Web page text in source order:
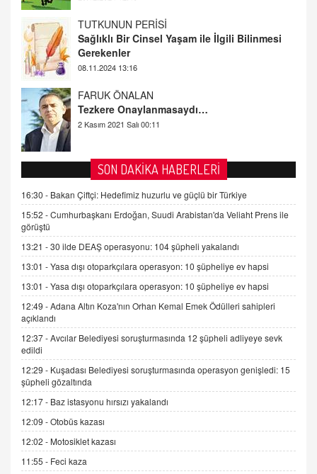
Gerekenler
08.11.2024 13:16
FARUK ÖNALAN
2 Kasım 2021 Salı 00:11
gelişimi
15.09.2025 16:17
SEHER EREK
Kış Ayları Geldi, Hangi Önlemler Alınmalı?
9.12.2025 10:11
İNCİ GÜL AKÖL
Trump Keşke Adana'yı da Ziyaret Etse...
06.07.2026 13:00
ADEM AKÖL
Esed Destekçilerinin Yüzüne Vurulan Şamar:
Sednaya
11.12.2024 12:30
DR. EKREM ASLAN
Gerçek Ne, Algı Ne? "Beraber Yürüyoruz"
Cümlesinin Peşinden
19.07.2025 12:45
SON DAKİKA HABERLERİ
16:30 - Bakan Çiftçi: Hedefimiz huzurlu ve güçlü bir Türkiye
15:52 -Cumhurbaşkanı Erdoğan, Suudi Arabistan'da Veliaht Prens ile
görüştü
13:21 -30 ilde DEAŞ operasyonu: 104 şüpheli yakalandı
13:01 -Yasa dışı otoparkçılara operasyon: 10 şüpheliye ev hapsi
13:01 -Yasa dışı otoparkçılara operasyon: 10 şüpheliye ev hapsi
12:49 -Adana Altın Koza'nın Orhan Kemal Emek Ödülleri sahipleri
açıklandı
12:37 -Avcılar Belediyesi soruşturmasında 12 şüpheli adliyeye sevk
edildi
12:29 - Kuşadası Belediyesi soruşturmasında operasyon genişledi: 15
şüpheli gözaltında
12:17 - Baz istasyonu hırsızı yakalandı
12:09 -Otobüs kazası
12:02 - Motosiklet kazası
11:55 - Feci kaza